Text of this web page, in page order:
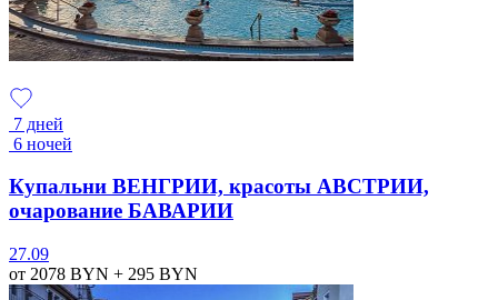
7 дней
6 ночей
Купальни ВЕНГРИИ, красоты АВСТРИИ,
очарование БАВАРИИ
27.09
от 2078 BYN + 295 BYN